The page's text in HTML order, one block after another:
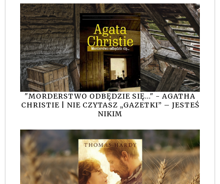
"MORDERSTWO ODBĘDZIE SIĘ..." - AGATHA
CHRISTIE | NIE CZYTASZ „GAZETKI” – JESTEŚ
NIKIM